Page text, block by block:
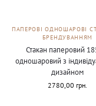
ПАПЕРОВІ ОДНОШАРОВІ
БРЕНДУВАННЯМ
Стакан паперовий
одношаровий з
дизайном
2780,00 грн.